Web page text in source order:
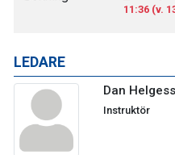
LEDARE
Dan
Instruktör
11:36 (v.